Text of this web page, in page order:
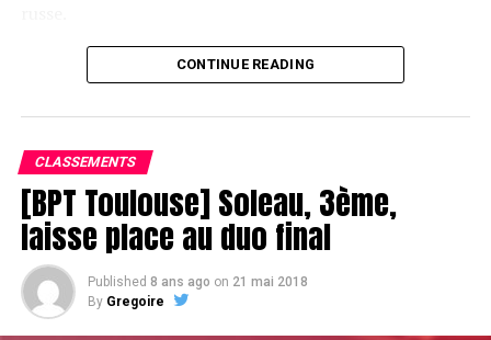
Le champagne va réchauffer si les deux finalistes ne se décident pas !
CONTINUE READING
CLASSEMENTS
[BPT Toulouse] Soleau, 3ème,
laisse place au duo final
Published 8 ans ago on 21 mai 2018
By Gregoire